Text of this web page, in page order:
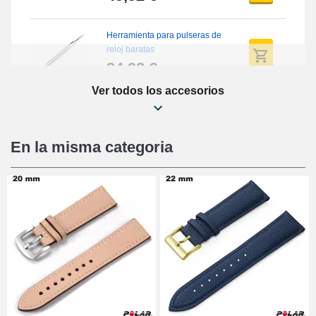
Herramienta para pulseras de
reloj baratas
34,92 €
Kit de reparación de relojes
16,90 €
Pies deslizantes digitales
9,90 €
Alicates de perforación
(perforadora)
Ver todos los accesorios
En la misma categoria